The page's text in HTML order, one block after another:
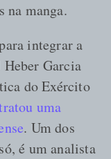
na manga.
integrar a
Garcia
do Exército
uma
. Um dos
é um analista